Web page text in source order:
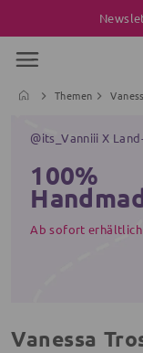
Themen
@its_Vanniii X
100%
Ab sofort erhältlich
Vanessa